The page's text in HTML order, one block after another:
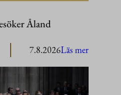
Åland
7.8.2026Läs mer:
besöker